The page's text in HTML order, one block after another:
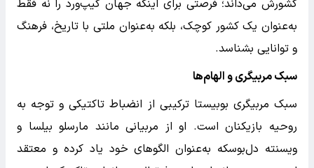
کشورش می‌داند؛ فرصتی برای اینکه جهان کیپ‌ورد را نه فقط
به‌عنوان یک کشور کوچک، بلکه به‌عنوان ملتی با تاریخ، فرهنگ
و توانایی بشناسد.
سبک مربیگری و الهام‌ها
سبک مربیگری بوبیستا ترکیبی از انضباط تاکتیکی و توجه به
روحیه بازیکنان است. او از مربیانی مانند مارسلو بیلسا و
ویسنته دل‌بوسکه به‌عنوان الگوهای خود یاد کرده و معتقد